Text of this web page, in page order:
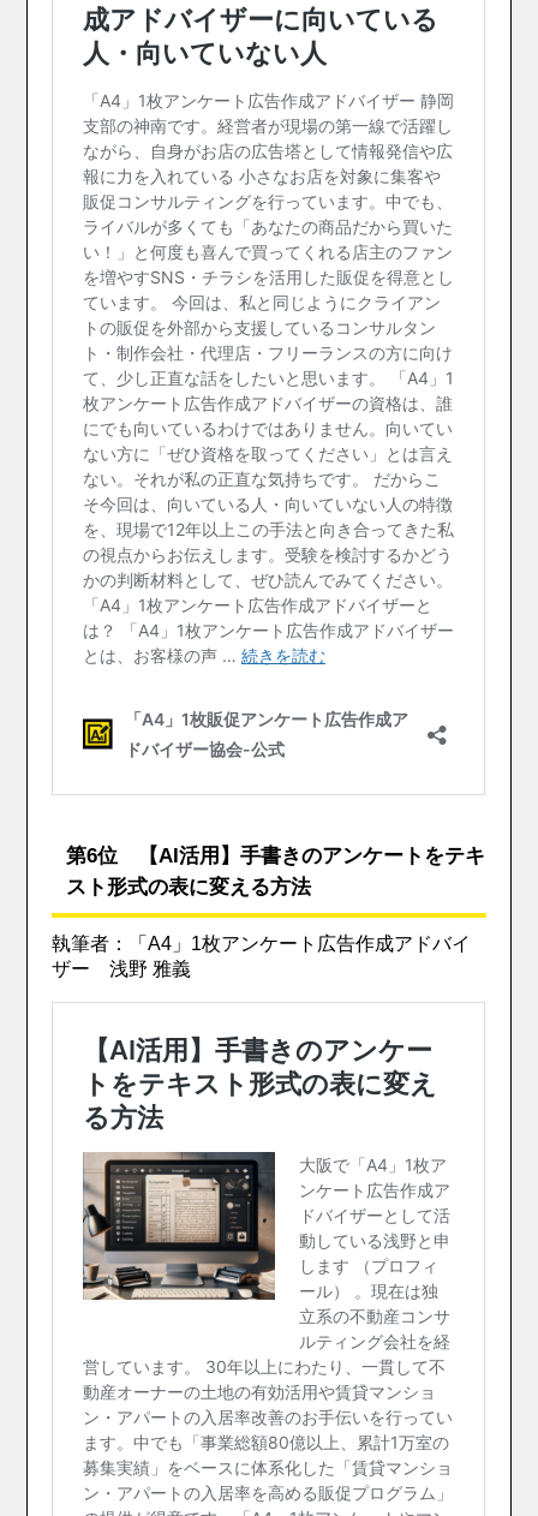
第6位 【AI活用】手書きのアンケートをテキ
スト形式の表に変える方法
執筆者：「A4」1枚アンケート広告作成アドバイ
ザー 浅野 雅義